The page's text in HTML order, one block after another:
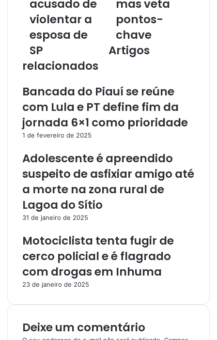
m
acusado de
violentar a
esposa de
SP
mas veta
pontos-
chave
Artigos
relacionados
Bancada do Piauí se reúne
com Lula e PT define fim da
jornada 6×1 como prioridade
1 de fevereiro de 2025
Adolescente é apreendido
suspeito de asfixiar amigo até
a morte na zona rural de
Lagoa do Sítio
31 de janeiro de 2025
Motociclista tenta fugir de
cerco policial e é flagrado
com drogas em Inhuma
23 de janeiro de 2025
Deixe um comentário